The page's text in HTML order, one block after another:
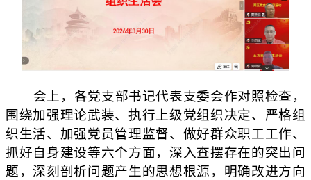
会上，各党支部书记代表支委会作对照检查，
围绕加强理论武装、执行上级党组织决定、严格组
织生活、加强党员管理监督、做好群众职工工作、
抓好自身建设等六个方面，深入查摆存在的突出问
题，深刻剖析问题产生的思想根源，明确改进方向